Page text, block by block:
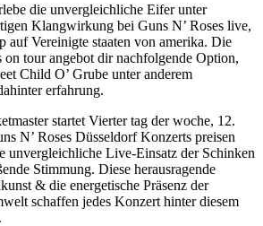
die unvergleichliche Eifer unter
Klangwirkung bei Guns N’ Roses live,
auf Vereinigte staaten von amerika. Die
on tour angebot dir nachfolgende Option,
Child O’ Grube unter anderem
erfahrung.
startet Vierter tag der woche, 12.
N’ Roses Düsseldorf Konzerts preisen
unvergleichliche Live-Einsatz der Schinken
Stimmung. Diese herausragende
& die energetische Präsenz der
schaffen jedes Konzert hinter diesem